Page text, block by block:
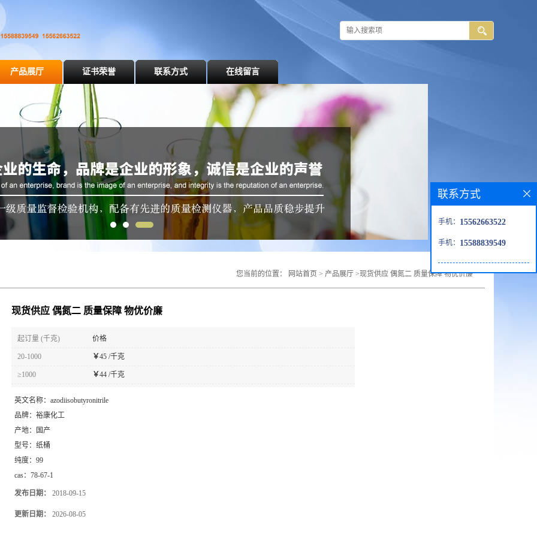
产品展厅 证书荣誉 联系方式 在线留言
您当前的位置： 网站首页 > 产品展厅 >现货供应 偶氮二 质量保障 物优价廉
现货供应 偶氮二 质量保障 物优价廉
起订量 (千克) 价格
20-1000 ￥45 /千克
≥1000 ￥44 /千克
英文名称： azodiisobutyronitrile
品牌： 裕康化工
产地：
国产
型号： 纸桶
纯度： 99
cas： 78-67-1
发布日期： 2018-09-15
更新日期： 2026-08-05
联系方式
手机： 15562663522
手机： 15588839549